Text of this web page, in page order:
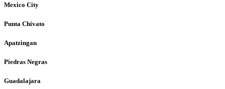
Mexico City
Punta Chivato
Apatzingan
Piedras Negras
Guadalajara